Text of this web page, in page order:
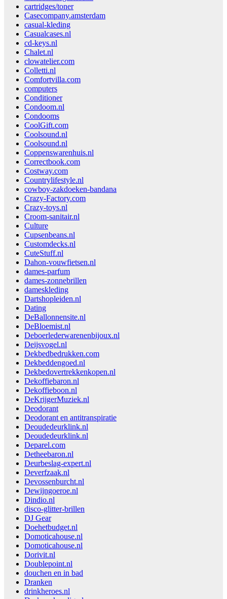
cartridges/toner
Casecompany.amsterdam
casual-kleding
Casualcases.nl
cd-keys.nl
Chalet.nl
clowatelier.com
Colletti.nl
Comfortvilla.com
computers
Conditioner
Condoom.nl
Condooms
CoolGift.com
Coolsound.nl
Coolsound.nl
Coppenswarenhuis.nl
Correctbook.com
Costway.com
Countrylifestyle.nl
cowboy-zakdoeken-bandana
Crazy-Factory.com
Crazy-toys.nl
Croom-sanitair.nl
Culture
Cupsenbeans.nl
Customdecks.nl
CuteStuff.nl
Dahon-vouwfietsen.nl
dames-parfum
dames-zonnebrillen
dameskleding
Dartshopleiden.nl
Dating
DeBallonnensite.nl
DeBloemist.nl
Deboerlederwarenenbijoux.nl
Deijsvogel.nl
Dekbedbedrukken.com
Dekbeddengoed.nl
Dekbedovertrekkenkopen.nl
Dekoffiebaron.nl
Dekoffieboon.nl
DeKrijgerMuziek.nl
Deodorant
Deodorant en antitranspiratie
Deoudedeurklink.nl
Deoudedeurklink.nl
Deparel.com
Detheebaron.nl
Deurbeslag-expert.nl
Deverfzaak.nl
Devossenburcht.nl
Dewijngoeroe.nl
Dindio.nl
disco-glitter-brillen
DJ Gear
Doehetbudget.nl
Domoticahouse.nl
Domoticahouse.nl
Dorivit.nl
Doublepoint.nl
douchen en in bad
Dranken
drinkheroes.nl